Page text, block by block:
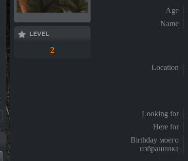
LEVEL
2
Age
Name
Location
Looking for
Here for
Birthday моего
избранника